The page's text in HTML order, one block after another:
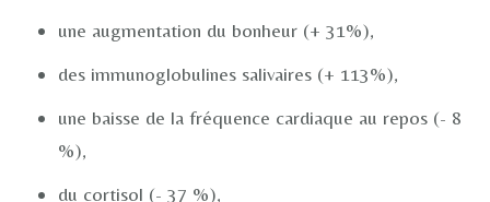
une augmentation du bonheur (+ 31%),
des immunoglobulines salivaires (+ 113%),
une baisse de la fréquence cardiaque au repos (- 8
%),
du cortisol (- 37 %),